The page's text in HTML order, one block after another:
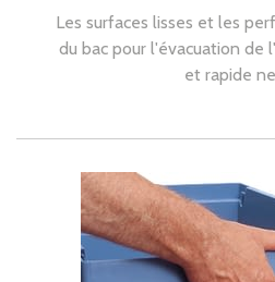
Les surfaces lisses et les
du bac pour l'évacuation
et rapide